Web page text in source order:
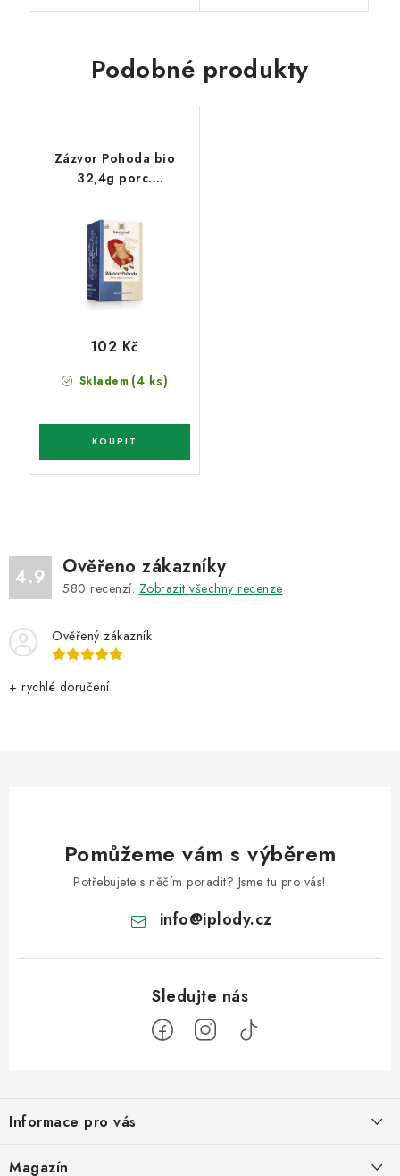
Podobné produkty
Zázvor Pohoda bio
32,4g porc.
Skladem (4 ks)
102 Kč
4.9 Ověřeno zákazníky
580 recenzí. Zobrazit všechny recenze
Ověřený zákazník
+ rychlé doručení
Pomůžeme vám s výběrem
Potřebujete s něčím poradit? Jsme tu pro vás!
info@iplody.cz
p
a
Informace pro vás
Doprava a platba
Magazín